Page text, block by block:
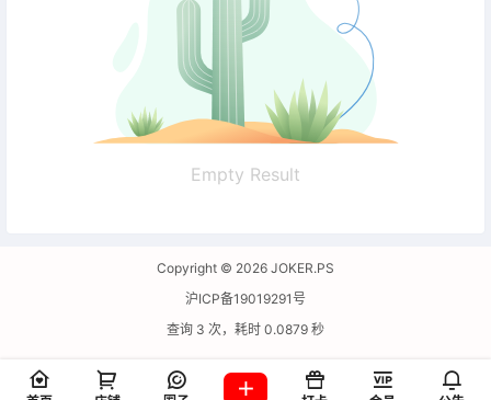
Empty Result
Copyright © 2026 JOKER.PS
沪ICP备19019291号
查询 3 次，耗时 0.0879 秒